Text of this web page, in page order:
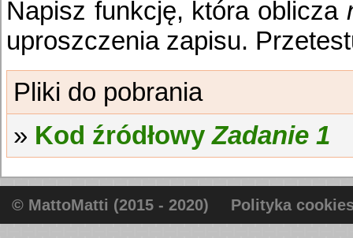
Napisz funkcję, która oblicza
uproszczenia zapisu.
Kod źródłowyZadanie 1
© MattoMatti (2015 - 2020) Polityka